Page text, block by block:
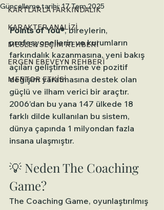
KARTLARLA FARKINDALIK
KARAKTER ANALİZİ
MESLEK SEÇİM REHBERİ
ERGEN EBEVEYN REHBERİ
MENTOR ETKİSİ
Güncelleme tarihi:17 Tem 2025
Points of You®, bireylerin,
profesyonellerin ve kurumların
farkındalık kazanmasına, yeni bakış
açıları geliştirmesine ve pozitif
değişim yaratmasına destek olan
güçlü ve ilham verici bir araçtır.
2006’dan bu yana 147 ülkede 18
farklı dilde kullanılan bu sistem,
dünya çapında 1 milyondan fazla
insana ulaşmıştır.
💡 Neden The Coaching
Game?
The Coaching Game, oyunlaştırılmış